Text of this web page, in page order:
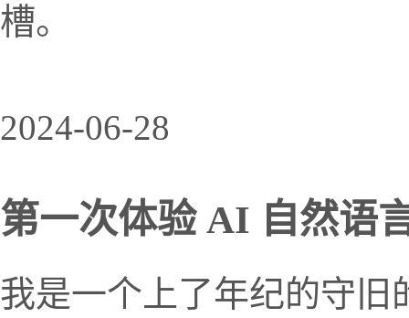
槽。
2024-06-28
第一次体验 AI 自然语
我是一个上了年纪的守